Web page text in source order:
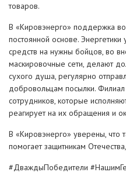
товаров.
В «Кировэнерго» поддержка
постоянной основе.
средств на нужны бойцов, во
маскировочные сети, делают
сухого душа, регулярно
добровольцам посылки. Филиал
сотрудников, которые
реагирует на их обращения и
В «Кировэнерго» уверены, что
помогает защитникам
#ДваждыПобедители